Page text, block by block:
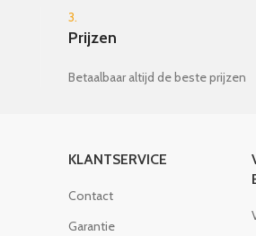
3.
Prijzen
Betaalbaar altijd de beste prijzen
KLANTSERVICE
Contact
Garantie